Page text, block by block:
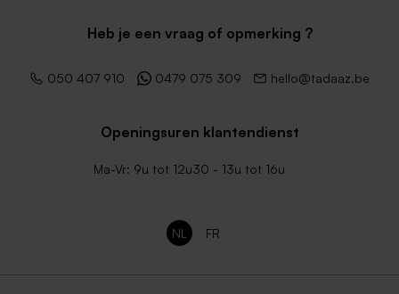
Heb je een vraag of opmerking ?
050 407 910 0479 075 309 hello@tadaaz.be
Openingsuren klantendienst
Ma-Vr: 9u tot 12u30 - 13u tot 16u
NL FR